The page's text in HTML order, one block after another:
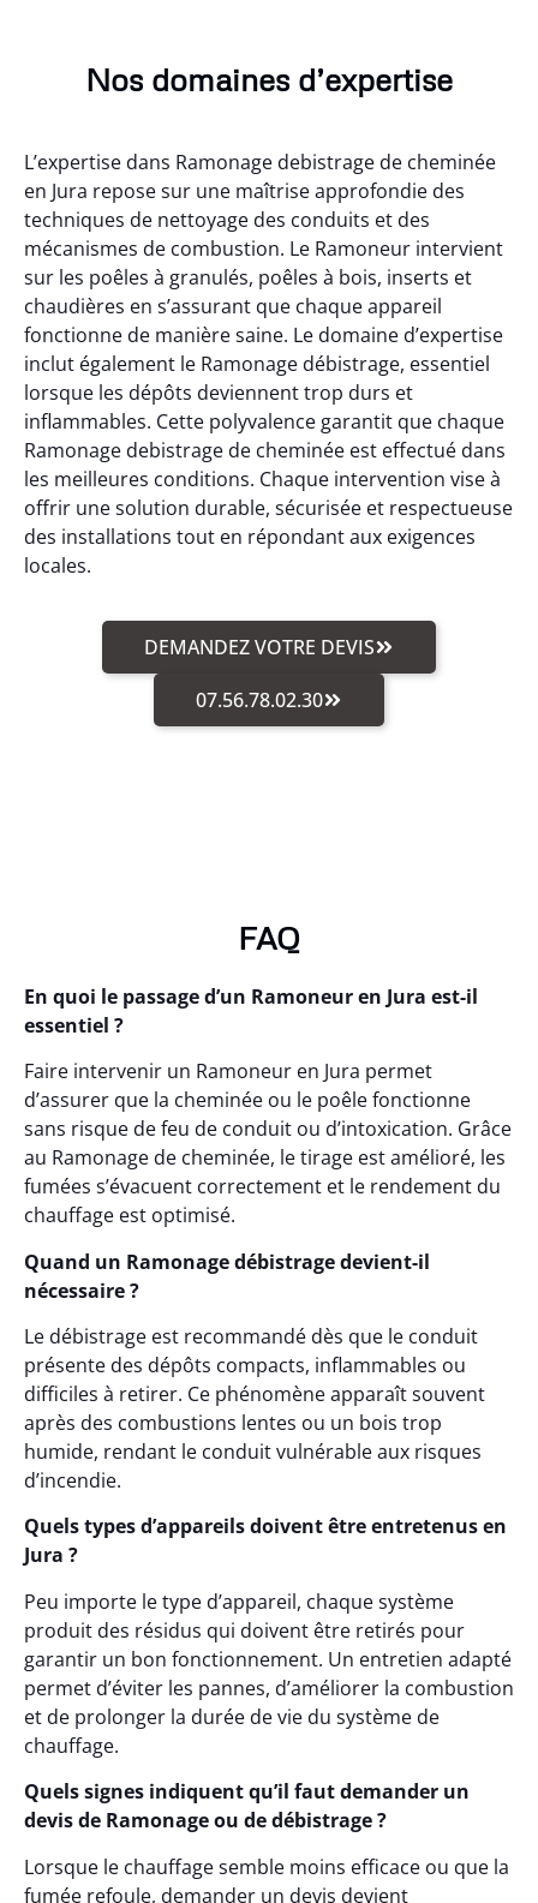
Nos domaines d’expertise
L’expertise dans Ramonage debistrage de cheminée
en Jura repose sur une maîtrise approfondie des
techniques de nettoyage des conduits et des
mécanismes de combustion. Le Ramoneur intervient
sur les poêles à granulés, poêles à bois, inserts et
chaudières en s’assurant que chaque appareil
fonctionne de manière saine. Le domaine d’expertise
inclut également le Ramonage débistrage, essentiel
lorsque les dépôts deviennent trop durs et
inflammables. Cette polyvalence garantit que chaque
Ramonage debistrage de cheminée est effectué dans
les meilleures conditions. Chaque intervention vise à
offrir une solution durable, sécurisée et respectueuse
des installations tout en répondant aux exigences
locales.
DEMANDEZ VOTRE DEVIS
07.56.78.02.30
FAQ
En quoi le passage d’un Ramoneur en Jura est-il
essentiel ?
Faire intervenir un Ramoneur en Jura permet
d’assurer que la cheminée ou le poêle fonctionne
sans risque de feu de conduit ou d’intoxication. Grâce
au Ramonage de cheminée, le tirage est amélioré, les
fumées s’évacuent correctement et le rendement du
chauffage est optimisé.
Quand un Ramonage débistrage devient-il
nécessaire ?
Le débistrage est recommandé dès que le conduit
présente des dépôts compacts, inflammables ou
difficiles à retirer. Ce phénomène apparaît souvent
après des combustions lentes ou un bois trop
humide, rendant le conduit vulnérable aux risques
d’incendie.
Quels types d’appareils doivent être entretenus en
Jura ?
Peu importe le type d’appareil, chaque système
produit des résidus qui doivent être retirés pour
garantir un bon fonctionnement. Un entretien adapté
permet d’éviter les pannes, d’améliorer la combustion
et de prolonger la durée de vie du système de
chauffage.
Quels signes indiquent qu’il faut demander un
devis de Ramonage ou de débistrage ?
Lorsque le chauffage semble moins efficace ou que la
fumée refoule, demander un devis devient